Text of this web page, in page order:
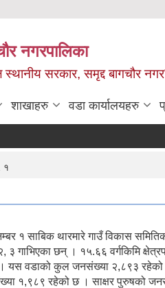
नगरपालिका
सरकार, समृद्द बागचौर
शाखाहरु वडा ‍कार्यालयहरु
१
१ साबिक थारमारे गाउँ विकास
३ गाभिएका छन् । १५.६६ वर्गकिमि
यस वडाको कुल जनसंख्या २,८९३
१,९८९ रहेको छ । साक्षर पुरुषको